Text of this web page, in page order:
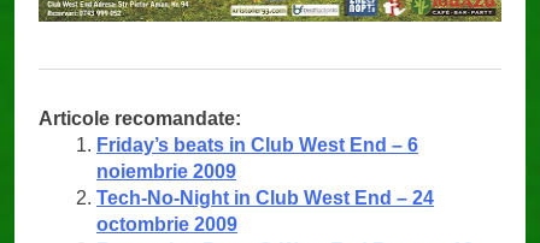
Articole recomandate:
Friday’s beats in Club West End – 6
noiembrie 2009
Tech-No-Night in Club West End – 24
octombrie 2009